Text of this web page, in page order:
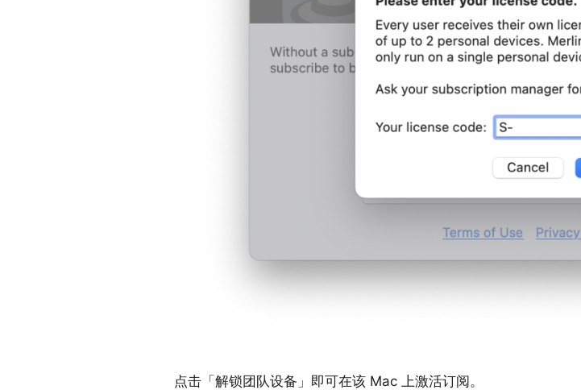
点击「解锁团队设备」即可在该 Mac 上激活订阅。